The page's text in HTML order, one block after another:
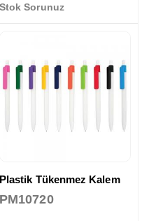
Stok Sorunuz
Plastik Tükenmez Kalem
PM10720